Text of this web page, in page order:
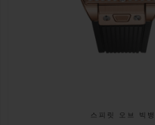
스피릿 오브 빅뱅